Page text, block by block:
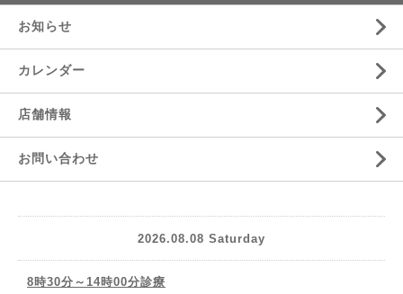
お知らせ
カレンダー
店舗情報
お問い合わせ
2026.08.08 Saturday
8時30分～14時00分診療